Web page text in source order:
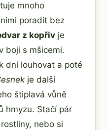
mnoho
poradit bez
z kopřiv je
boji s mšicemi.
dní louhovat a poté
je další
štiplavá vůně
hmyzu. Stačí pár
nebo si